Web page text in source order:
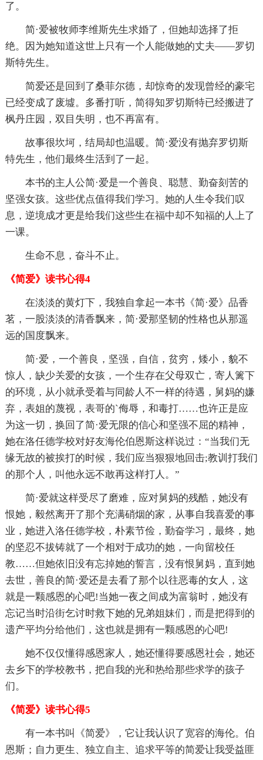
了。
简·爱被牧师李维斯先生求婚了，但她却选择了拒
绝。因为她知道这世上只有一个人能做她的丈夫——罗切
斯特先生。
简爱还是回到了桑菲尔德，却惊奇的发现曾经的豪宅
已经变成了废墟。多番打听，简得知罗切斯特已经搬进了
枫丹庄园，双目失明，也不再富有。
故事很坎坷，结局却也温暖。简·爱没有抛弃罗切斯
特先生，他们最终生活到了一起。
本书的主人公简·爱是一个善良、聪慧、勤奋刻苦的
坚强女孩。这些优点值得我们学习。她的人生令我们叹
息，逆境成才更是给我们这些生在福中却不知福的人上了
一课。
生命不息，奋斗不止。
《简爱》读书心得4
在淡淡的黄灯下，我独自拿起一本书《简·爱》品香
茗，一股淡淡的清香飘来，简·爱那坚韧的性格也从那遥
远的国度飘来。
简·爱，一个善良，坚强，自信，贫穷，矮小，貌不
惊人，缺少关爱的女孩，一个生存在父母双亡，寄人篱下
的环境，从小就承受着与同龄人不一样的待遇，舅妈的嫌
弃，表姐的蔑视，表哥的`侮辱，和毒打……也许正是应
为这一切，换回了简·爱无限的信心和坚强不屈的精神，
她在洛任德学校对好友海伦伯恩斯这样说过：“当我们无
缘无故的被挨打的时候，我们应当狠狠地回击;教训打我们
的那个人，叫他永远不敢再这样打人。”
简·爱就这样受尽了磨难，应对舅妈的残酷，她没有
恨她，毅然离开了那个充满硝烟的家，从事自我喜爱的事
业，她进入洛任德学校，朴素节俭，勤奋学习，最终，她
的坚忍不拔铸就了一个相对于成功的她，一向留校任
教……但她依旧没有忘掉她的誓言，没有恨舅妈，直到她
去世，善良的简·爱还是去看了那个以往恶毒的女人，这
就是一颗感恩的心吧!当她一夜之间成为富翁时，她没有
忘记当时沿街乞讨时救下她的兄弟姐妹们，而是把得到的
遗产平均分给他们，这也就是拥有一颗感恩的心吧!
她不仅仅懂得感恩家人，她还懂得要感恩社会，她还
去乡下的学校教书，把自我的光和热给那些求学的孩子
们。
《简爱》读书心得5
有一本书叫《简爱》，它让我认识了宽容的海伦。伯
恩斯；自力更生、独立自主、追求平等的简爱让我受益匪